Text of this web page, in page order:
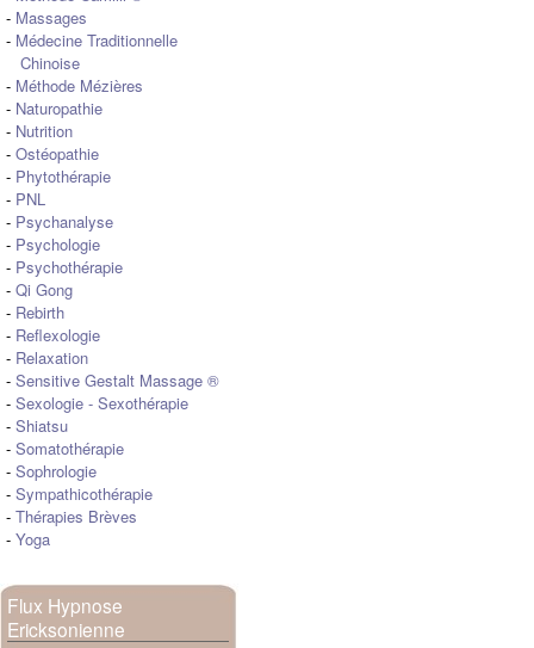
- Massages
- Médecine Traditionnelle
Chinoise
- Méthode Mézières
- Naturopathie
- Nutrition
- Ostéopathie
- Phytothérapie
- PNL
- Psychanalyse
- Psychologie
- Psychothérapie
- Qi Gong
- Rebirth
- Reflexologie
- Relaxation
- Sensitive Gestalt Massage ®
- Sexologie - Sexothérapie
- Shiatsu
- Somatothérapie
- Sophrologie
- Sympathicothérapie
- Thérapies Brèves
- Yoga
Flux Hypnose
Ericksonienne